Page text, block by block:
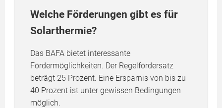
Welche Förderungen gibt es für
Solarthermie?
Das BAFA bietet interessante
Fördermöglichkeiten. Der Regelfördersatz
beträgt 25 Prozent. Eine Ersparnis von bis zu
40 Prozent ist unter gewissen Bedingungen
möglich.